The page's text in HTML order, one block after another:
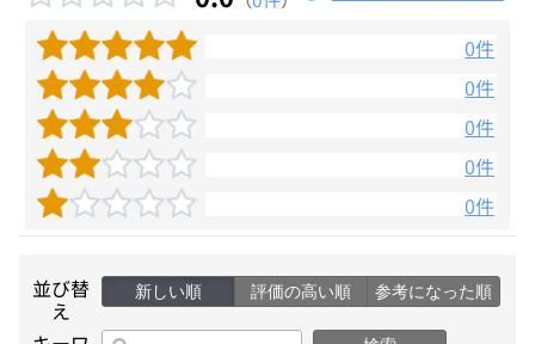
0件
0件
0件
0件
0件
並び替
え
新しい順 評価の高い順 参考になった順